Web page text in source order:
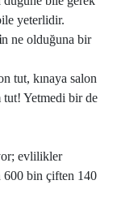
yeterlidir.
n ne olduğuna bir
tut, kınaya salon
tut! Yetmedi bir de
evlilikler
600 bin çiften 140